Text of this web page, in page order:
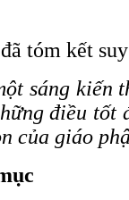
tóm kết
sáng
điều
của giáo